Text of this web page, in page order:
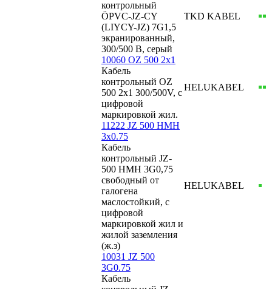
контрольный
ÖPVC-JZ-CY
(LIYCY-JZ) 7G1,5
экранированный,
300/500 В, серый
TKD KABEL
10060 OZ 500 2x1
Кабель
контрольный OZ
500 2x1 300/500V, с
цифровой
маркировкой жил.
HELUKABEL
11222 JZ 500 HMH
3x0.75
Кабель
контрольный JZ-
500 HMH 3G0,75
свободный от
галогена
маслостойкий, с
цифровой
маркировкой жил и
жилой заземления
(ж.з)
HELUKABEL
10031 JZ 500
3G0.75
Кабель